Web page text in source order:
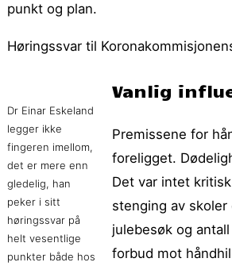
punkt og plan.
Høringssvar til
Dr Einar Eskeland
legger ikke
fingeren imellom,
det er mere enn
gledelig, han
peker i sitt
høringssvar på
helt vesentlige
punkter både hos
Vanlig
Premissene for
foreligget.
Det var intet
stenging av
julebesøk og
forbud mot